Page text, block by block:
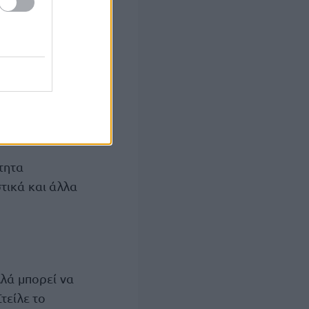
σου φωνής.
στην
και άλλα
μπορεί να
το